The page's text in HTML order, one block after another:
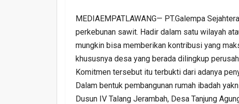
MEDIAEMPATLAWANG— PT.Galempa
perkebunan sawit. Hadir dalam satu wilayah
mungkin bisa memberikan kontribusi yang
khususnya desa yang berada dilingkup
Komitmen tersebut itu terbukti dari adanya
Dalam bentuk pembangunan rumah ibadah
Dusun IV Talang Jerambah, Desa Tanjung